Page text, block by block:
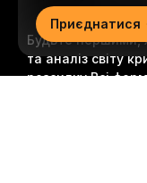
Будьте першими,
та аналіз світу
розсилку.Всі
Приєднатися